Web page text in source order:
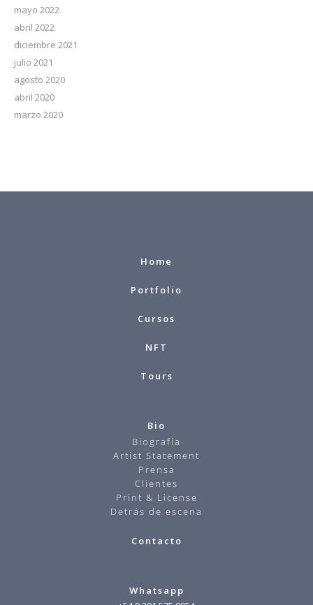
mayo 2022
abril 2022
diciembre 2021
julio 2021
agosto 2020
abril 2020
marzo 2020
Home
Portfolio
Cursos
NFT
Tours
Bio
Biografía
Artist Statement
Prensa
Clientes
Print & License
Detrás de escena
Contacto
Whatsapp